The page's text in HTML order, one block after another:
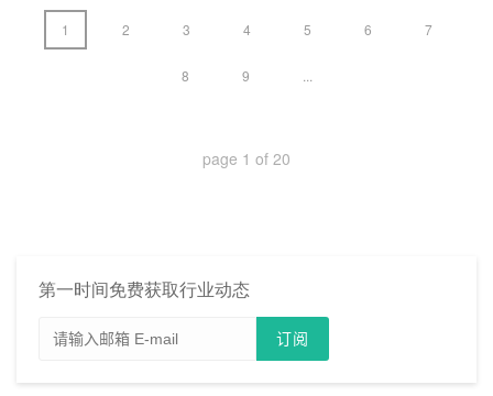
1 2 3 4 5 6 7
8 9
page 1 of 20
第一时间免费获取行业动态